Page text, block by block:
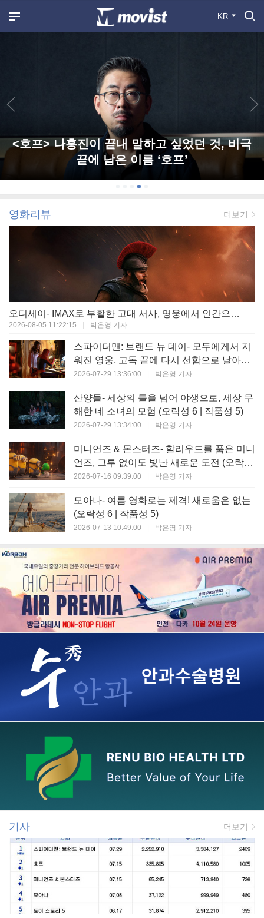
KR
<호프> 나홍진이 끝내 말하고 싶었던 것, 비극
끝에 남은 이름 ‘호프’
영화리뷰 더보기
오디세이- IMAX로 부활한 고대 서사, 영웅에서 인간으로의 귀환 (오락성 9 | 작품성 9)
2026-08-05 11:22:15 박은영 기자
스파이더맨: 브랜드 뉴 데이- 모두에게서 지
워진 영웅, 고독 끝에 다시 선함으로 날아오
르다 (오락성 8 | 작품성 8)
2026-07-29 13:36:00 박은영 기자
산양들- 세상의 틀을 넘어 야생으로, 세상 무
해한 네 소녀의 모험 (오락성 6 | 작품성 5)
2026-07-29 13:34:00 박은영 기자
미니언즈 & 몬스터즈- 할리우드를 품은 미니
언즈, 그루 없이도 빛난 새로운 도전 (오락성
7 | 작품성 6)
2026-07-16 09:39:00 박은영 기자
모아나- 여름 영화로는 제격! 새로움은 없는
(오락성 6 | 작품성 5)
2026-07-13 10:49:00 박은영 기자
기사 더보기